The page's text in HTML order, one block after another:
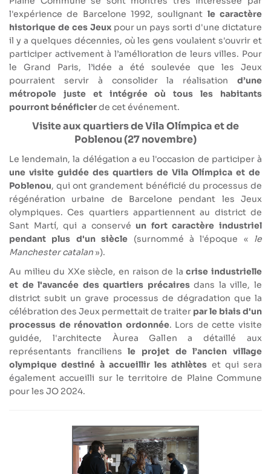
l'expérience de Barcelone 1992, soulignant le caractère
historique de ces Jeux pour un pays sorti d'une dictature
il y a quelques décennies, où les gens voulaient s'ouvrir et
participer activement à l’amélioration de leurs villes. Pour
le Grand Paris, l’idée a été soulevée que les Jeux
pourraient servir à consolider la réalisation d’une
métropole juste et intégrée où tous les habitants
pourront bénéficierde cet événement.
Visite aux quartiers de Vila Olímpica et de
Poblenou (27 novembre)
Le lendemain, la délégation a eu l'occasion de participer à
une visite guidée des quartiers de Vila Olímpica et de
Poblenou, qui ont grandement bénéficié du processus de
régénération urbaine de Barcelone pendant les Jeux
olympiques. Ces quartiers appartiennent au district de
Sant Martí, qui a conservé un fort caractère industriel
pendant plus d'un siècle (surnommé à l'époque « le
Manchester catalan »).
Au milieu du XXe siècle, en raison de lacrise industrielle
et de l'avancée des quartiers précairesdans la ville, le
district subit un grave processus de dégradation que la
célébration des Jeux permettait de traiter par le biais d'un
processus de rénovation ordonnée. Lors de cette visite
guidée, l'architecte Àurea Gallen a détaillé aux
représentants franciliensle projet de l’ancien village
olympique destiné à accueillir les athlètes et qui sera
également accueilli sur le territoire de Plaine Commune
pour les JO 2024.